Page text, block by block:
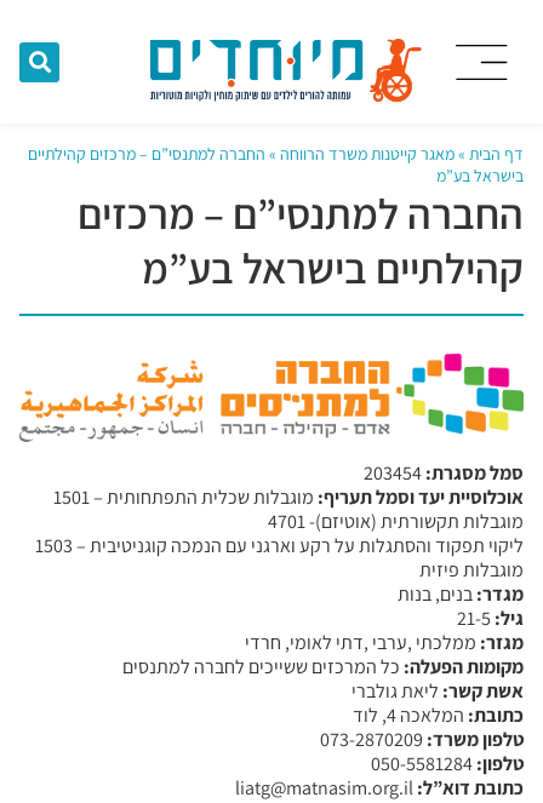
דף הבית »מאגר קייטנות משרד הרווחה » החברה למתנסי”ם – מרכזים קהילתיים
בישראל בע”מ
החברה למתנסי”ם – מרכזים
קהילתיים בישראל בע”מ
סמל מסגרת:
אוכלוסיית יעד וסמל תעריף: מוגבלות שכלית התפתחותית – 1501
מוגבלות תקשורתית (אוטיזם)- 4701
ליקוי תפקוד והסתגלות על רקע וארגני עם הנמכה קוגניטיבית – 1503
מוגבלות פיזית
מגדר:בנים, בנות
גיל: 21-5
מגזר: ממלכתי ,ערבי ,דתי לאומי, חרדי
מקומות הפעלה: כל המרכזים ששייכים לחברה למתנסים
אשת קשר: ליאת גולברי
כתובת: המלאכה 4, לוד
טלפון משרד:
טלפון:050-5581284
כתובת דוא”ל: